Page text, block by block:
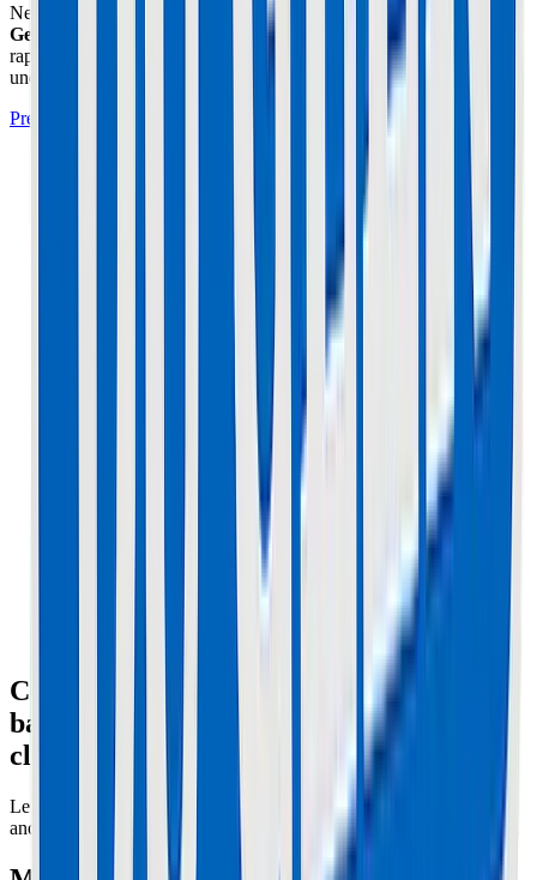
Ne prenez pas de risques avec votre matériel. L'atelier
Maison du
Geek
situé à Cannes (06) prend en charge cette réparation
rapidement avec un diagnostic professionnel, des pièces certifiées et
une garantie de 1 an.
Prendre Rendez-vous à l'Atelier
Comment faire un Reset du BMS sur une
batterie Xiaomi ou Ninebot ? (LED Bleue
clignotante)
Le BMS (Battery Management System) coupe tout s'il détecte une
anomalie (surcharge, court-circuit). Parfois, il bugge et reste bloqué.